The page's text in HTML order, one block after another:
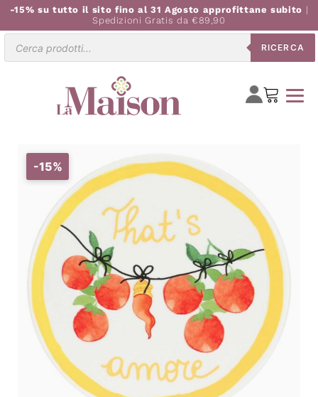
-15% su tutto il sito fino al 31 Agosto approfittane subito |
Spedizioni Gratis da €89,90
RICERCA
-15%